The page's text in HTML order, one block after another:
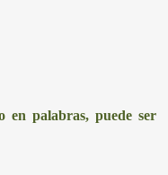
en palabras, puede ser